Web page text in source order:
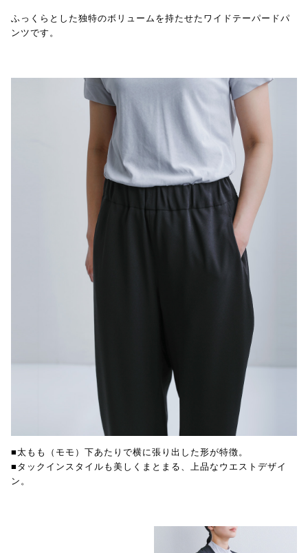
ふっくらとした独特のボリュームを持たせたワイドテーパードパ
ンツです。
■太もも（モモ）下あたりで横に張り出した形が特徴。
■タックインスタイルも美しくまとまる、上品なウエストデザイ
ン。